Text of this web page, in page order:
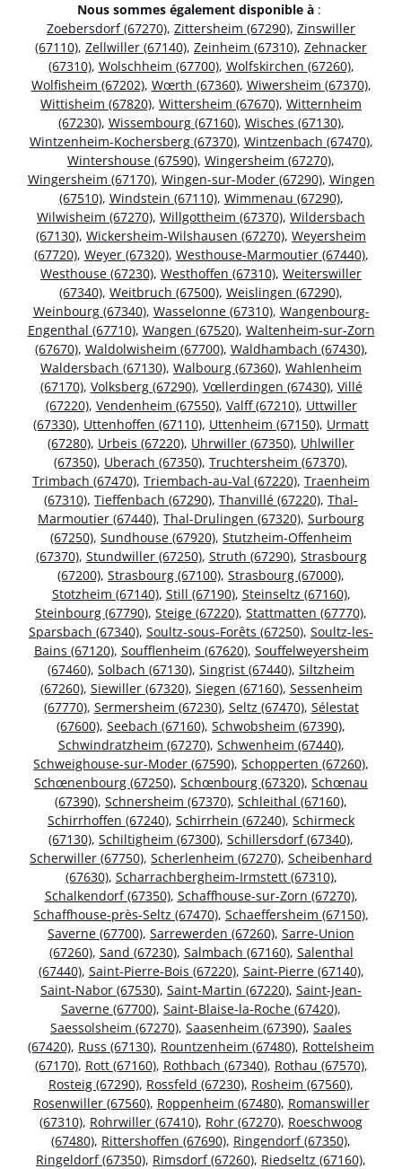
Nous sommes également disponible à :
Zoebersdorf (67270), Zittersheim (67290), Zinswiller
(67110), Zellwiller (67140), Zeinheim (67310), Zehnacker
(67310), Wolschheim (67700), Wolfskirchen (67260),
Wolfisheim (67202), Wœrth (67360), Wiwersheim (67370),
Wittisheim (67820), Wittersheim (67670), Witternheim
(67230), Wissembourg (67160), Wisches (67130),
Wintzenheim-Kochersberg (67370), Wintzenbach (67470),
Wintershouse (67590), Wingersheim (67270),
Wingersheim (67170), Wingen-sur-Moder (67290), Wingen
(67510), Windstein (67110), Wimmenau (67290),
Wilwisheim (67270), Willgottheim (67370), Wildersbach
(67130), Wickersheim-Wilshausen (67270), Weyersheim
(67720), Weyer (67320), Westhouse-Marmoutier (67440),
Westhouse (67230), Westhoffen (67310), Weiterswiller
(67340), Weitbruch (67500), Weislingen (67290),
Weinbourg (67340), Wasselonne (67310), Wangenbourg-
Engenthal (67710), Wangen (67520), Waltenheim-sur-Zorn
(67670), Waldolwisheim (67700), Waldhambach (67430),
Waldersbach (67130), Walbourg (67360), Wahlenheim
(67170), Volksberg (67290), Vœllerdingen (67430), Villé
(67220), Vendenheim (67550), Valff (67210), Uttwiller
(67330), Uttenhoffen (67110), Uttenheim (67150), Urmatt
(67280), Urbeis (67220), Uhrwiller (67350), Uhlwiller
(67350), Uberach (67350), Truchtersheim (67370),
Trimbach (67470), Triembach-au-Val (67220), Traenheim
(67310), Tieffenbach (67290), Thanvillé (67220), Thal-
Marmoutier (67440), Thal-Drulingen (67320), Surbourg
(67250), Sundhouse (67920), Stutzheim-Offenheim
(67370), Stundwiller (67250), Struth (67290), Strasbourg
(67200), Strasbourg (67100), Strasbourg (67000),
Stotzheim (67140), Still (67190), Steinseltz (67160),
Steinbourg (67790), Steige (67220), Stattmatten (67770),
Sparsbach (67340), Soultz-sous-Forêts (67250), Soultz-les-
Bains (67120), Soufflenheim (67620), Souffelweyersheim
(67460), Solbach (67130), Singrist (67440), Siltzheim
(67260), Siewiller (67320), Siegen (67160), Sessenheim
(67770), Sermersheim (67230), Seltz (67470), Sélestat
(67600), Seebach (67160), Schwobsheim (67390),
Schwindratzheim (67270), Schwenheim (67440),
Schweighouse-sur-Moder (67590), Schopperten (67260),
Schœnenbourg (67250), Schœnbourg (67320), Schœnau
(67390), Schnersheim (67370), Schleithal (67160),
Schirrhoffen (67240), Schirrhein (67240), Schirmeck
(67130), Schiltigheim (67300), Schillersdorf (67340),
Scherwiller (67750), Scherlenheim (67270), Scheibenhard
(67630), Scharrachbergheim-Irmstett (67310),
Schalkendorf (67350), Schaffhouse-sur-Zorn (67270),
Schaffhouse-près-Seltz (67470), Schaeffersheim (67150),
Saverne (67700), Sarrewerden (67260), Sarre-Union
(67260), Sand (67230), Salmbach (67160), Salenthal
(67440), Saint-Pierre-Bois (67220), Saint-Pierre (67140),
Saint-Nabor (67530), Saint-Martin (67220), Saint-Jean-
Saverne (67700), Saint-Blaise-la-Roche (67420),
Saessolsheim (67270), Saasenheim (67390), Saales
(67420), Russ (67130), Rountzenheim (67480), Rottelsheim
(67170), Rott (67160), Rothbach (67340), Rothau (67570),
Rosteig (67290), Rossfeld (67230), Rosheim (67560),
Rosenwiller (67560), Roppenheim (67480), Romanswiller
(67310), Rohrwiller (67410), Rohr (67270), Roeschwoog
(67480), Rittershoffen (67690), Ringendorf (67350),
Ringeldorf (67350), Rimsdorf (67260), Riedseltz (67160),